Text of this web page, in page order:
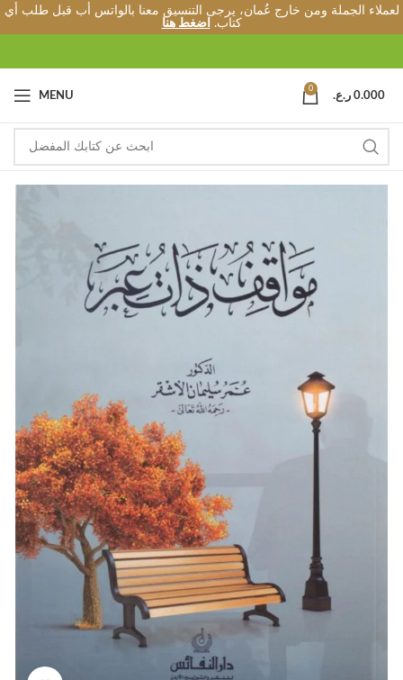
لعملاء الجملة ومن خارج عُمان، يرجى التنسيق معنا بالواتس أب قبل طلب أي
كتاب.
اضغط هنا
MENU
0
0.000 ر.ع.